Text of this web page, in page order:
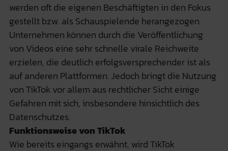
werden oft die eigenen Beschäftigten in den Fokus
gestellt bzw. als Schauspielende herangezogen.
Unternehmen können durch die Veröffentlichung
von Videos eine sehr schnelle virale Reichweite
erzielen, die deutlich erfolgsversprechender ist als
auf anderen Plattformen. Jedoch bringt die Nutzung
von TikTok vor allem aus rechtlicher Sicht einige
Gefahren mit sich, insbesondere hinsichtlich des
Datenschutzes.
Funktionsweise von TikTok
Wie bereits eingangs erwähnt, wird TikTok